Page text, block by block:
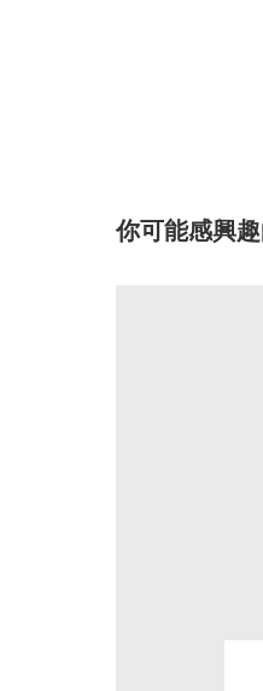
你可能感興